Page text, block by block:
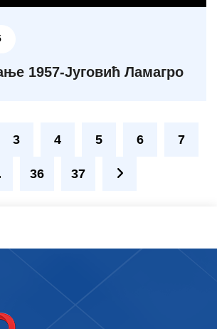
1957-Југовић Ламагро
3 4 5 6 7
36 37